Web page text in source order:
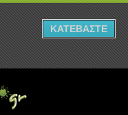
Ρεπορτάζ
ΚΑΤΕΒΑΣΤΕ